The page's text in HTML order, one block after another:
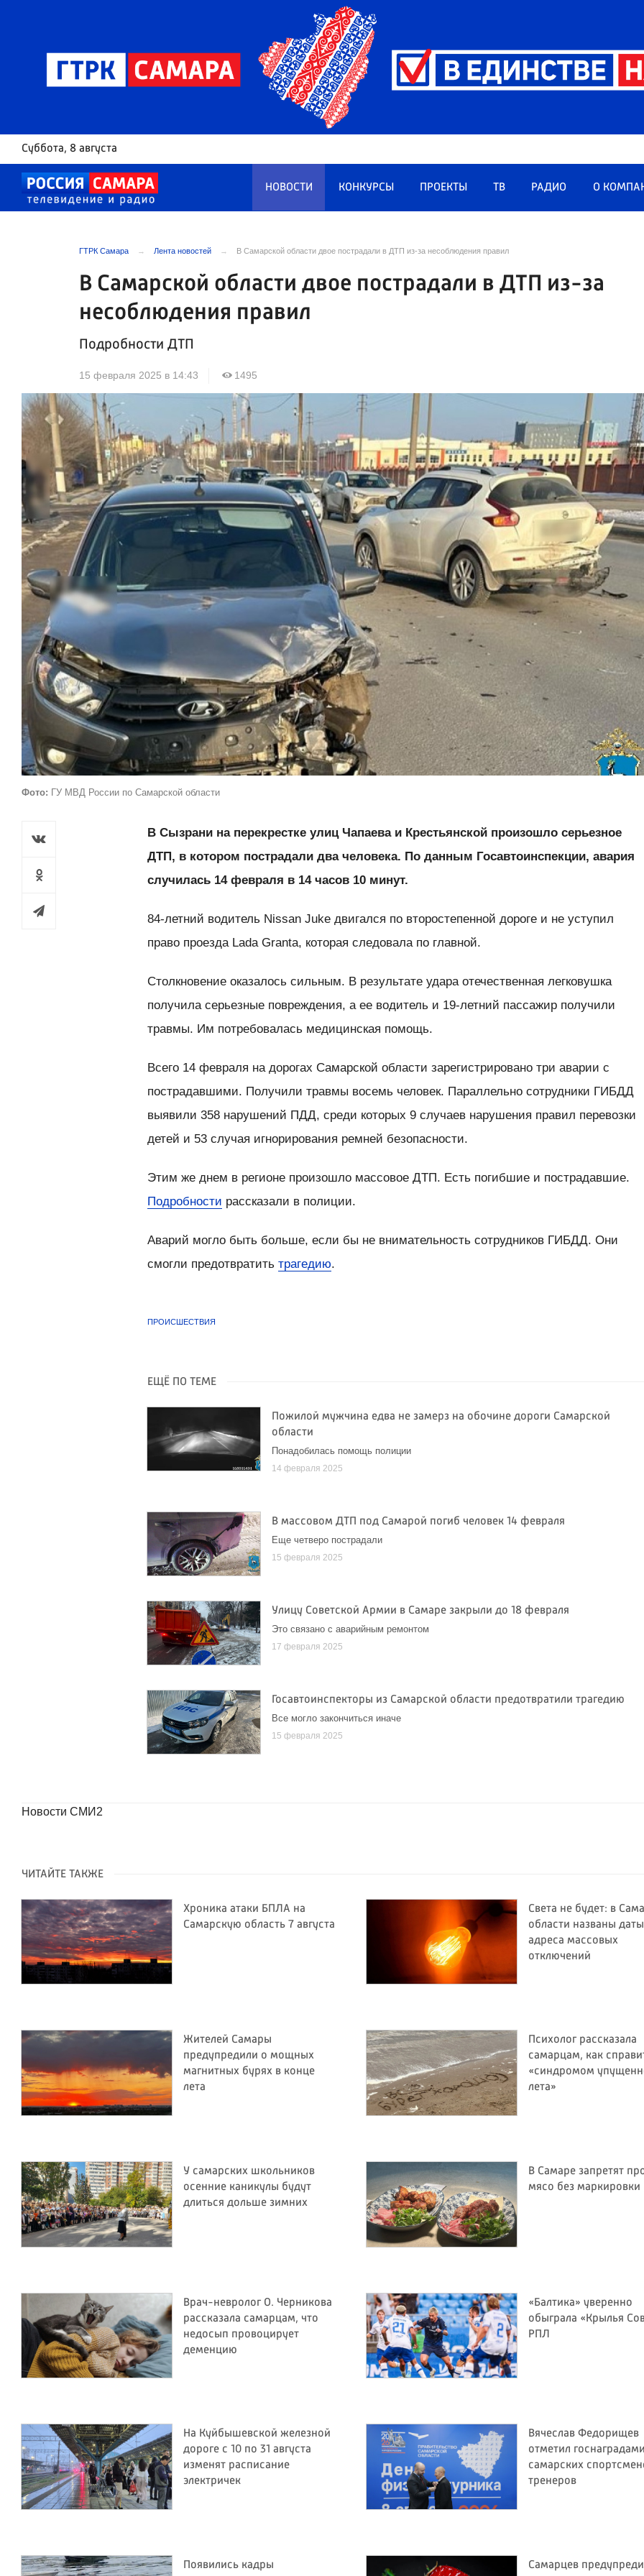
Суббота, 8 августа
НОВОСТИ КОНКУРСЫ ПРОЕКТЫ ТВ РАДИО О
ГТРК Самара Лента новостей В Самарской области двое пострадали в ДТП из-за несоблюдения правил
В Самарской области двое пострадали в ДТП из-за
несоблюдения правил
Подробности ДТП
15 февраля 2025 в 14:43 1495
Фото: ГУ МВД России по Самарской области
В Сызрани на перекрестке улиц Чапаева и Крестьянской произошло серьезное
ДТП, в котором пострадали два человека. По данным Госавтоинспекции, авария
случилась 14 февраля в 14 часов 10 минут.
84-летний водитель Nissan Juke двигался по второстепенной дороге и не уступил
право проезда Lada Granta, которая следовала по главной.
Столкновение оказалось сильным. В результате удара отечественная легковушка
получила серьезные повреждения, а ее водитель и 19-летний пассажир получили
травмы. Им потребовалась медицинская помощь.
Всего 14 февраля на дорогах Самарской области зарегистрировано три аварии с
пострадавшими. Получили травмы восемь человек. Параллельно сотрудники ГИБДД
выявили 358 нарушений ПДД, среди которых 9 случаев нарушения правил перевозки
детей и 53 случая игнорирования ремней безопасности.
Этим же днем в регионе произошло массовое ДТП. Есть погибшие и пострадавшие.
Подробности рассказали в полиции.
Аварий могло быть больше, если бы не внимательность сотрудников ГИБДД. Они
смогли предотвратитьтрагедию.
ПРОИСШЕСТВИЯ
ЕЩЁ ПО ТЕМЕ
Пожилой мужчина едва не замерз на обочине дороги Самарской
области
Понадобилась помощь полиции
14 февраля 2025
В массовом ДТП под Самарой погиб человек 14 февраля
Еще четверо пострадали
15 февраля 2025
Улицу Советской Армии в Самаре закрыли до 18 февраля
Это связано с аварийным ремонтом
17 февраля 2025
Госавтоинспекторы из Самарской области предотвратили трагедию
Все могло закончиться иначе
15 февраля 2025
Новости СМИ2
ЧИТАЙТЕ ТАКЖЕ
Хроника атаки БПЛА на
Самарскую область 7 августа
Света не будет: в
области названы
адреса массовых
отключений
Жителей Самары
предупредили о мощных
магнитных бурях в конце
лета
Психолог рассказала
самарцам, как
«синдромом
лета»
У самарских школьников
осенние каникулы будут
длиться дольше зимних
В Самаре запретят
мясо без маркировки
Врач-невролог О. Черникова
рассказала самарцам, что
недосып провоцирует
деменцию
«Балтика» уверенно
обыграла «Крылья
РПЛ
На Куйбышевской железной
дороге с 10 по 31 августа
изменят расписание
электричек
Вячеслав Федорищев
отметил госнаградами
самарских
тренеров
Появились кадры
Самарцев